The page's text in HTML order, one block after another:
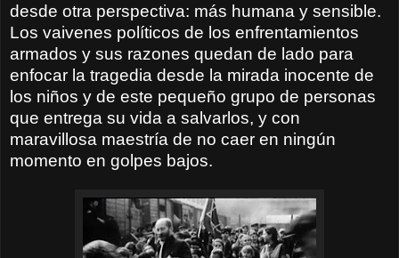
desde otra perspectiva: más humana y sensible.
Los vaivenes políticos de los enfrentamientos
armados y sus razones quedan de lado para
enfocar la tragedia desde la mirada inocente de
los niños y de este pequeño grupo de personas
que entrega su vida a salvarlos, y con
maravillosa maestría de no caer en ningún
momento en golpes bajos.